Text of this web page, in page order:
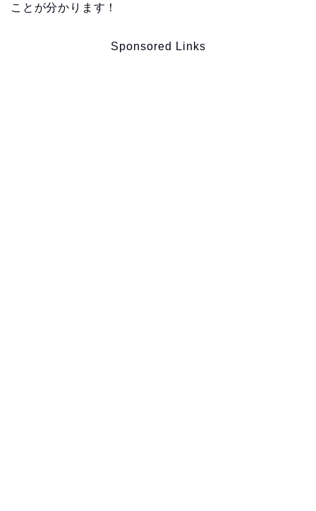
ことが分かります！
Sponsored Links